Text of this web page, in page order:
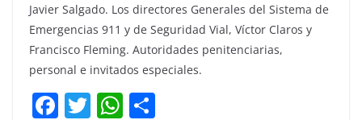
Javier Salgado. Los directores Generales del Sistema de
Emergencias 911 y de Seguridad Vial, Víctor Claros y
Francisco Fleming. Autoridades penitenciarias,
personal e invitados especiales.
F T W